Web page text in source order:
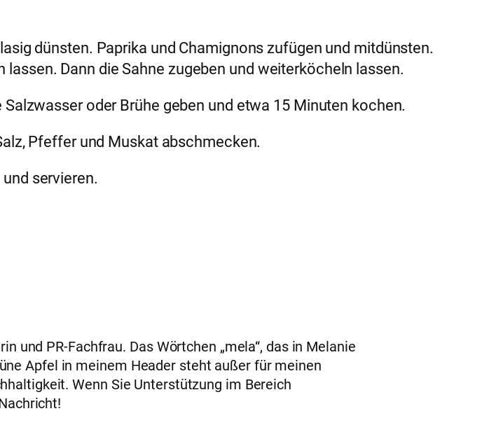
dünsten. Paprika und Chamignons zufügen und mitdünsten.
Dann die Sahne zugeben und weiterköcheln lassen.
oder Brühe geben und etwa 15 Minuten kochen.
Pfeffer und Muskat abschmecken.
servieren.
und PR-Fachfrau. Das Wörtchen „mela“, das in Melanie
Apfel in meinem Header steht außer für meinen
Wenn Sie Unterstützung im Bereich